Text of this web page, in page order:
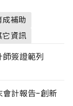
成補助
它資訊
簽證範列
會計報告-創新